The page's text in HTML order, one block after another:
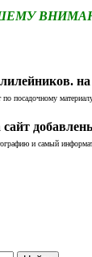
посадочному
и самый